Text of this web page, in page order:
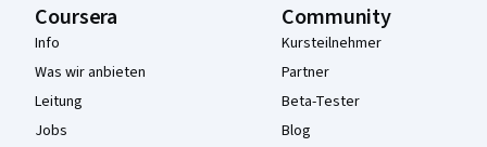
Coursera
Info
Was wir anbieten
Leitung
Jobs
Community
Kursteilnehmer
Partner
Beta-Tester
Blog